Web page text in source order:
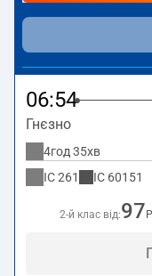
Gniezno–Клодзко
перевізника PKP Intercity. Потяг завершує
станції Клодзко
Klodzko.
06:54
Гнєзно
4год 35хв
IC261 IC 60151
2-й клас від:97